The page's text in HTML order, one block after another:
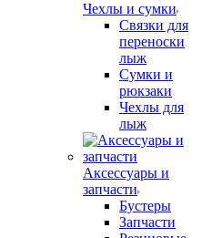
Чехлы и сумки
Связки для
переноски
лыж
Сумки и
рюкзаки
Чехлы для
лыж
Аксессуары и
запчасти
Бустеры
Запчасти